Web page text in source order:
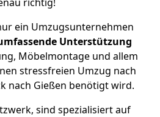
ein Umzugsunternehmen
Unterstützung
Möbelmontage und allem
stressfreien Umzug nach
nach Gießen benötigt wird.
sind spezialisiert auf